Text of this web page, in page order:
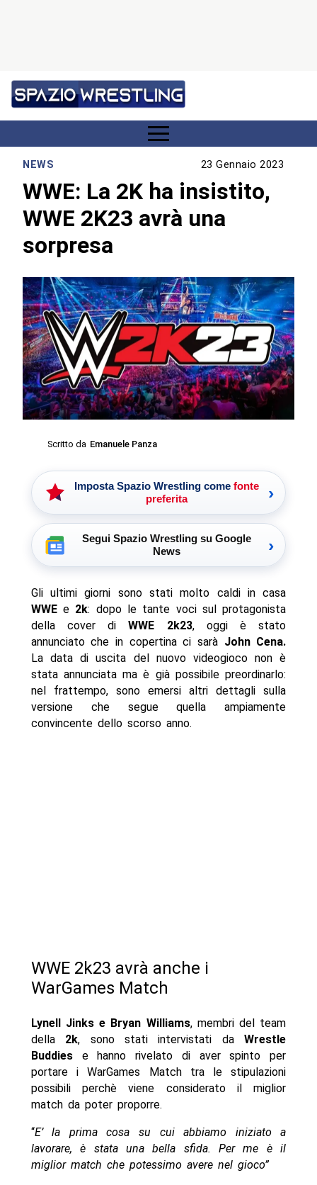
NEWS 23 Gennaio 2023
WWE: La 2K ha insistito,
WWE 2K23 avrà una
sorpresa
Scritto da Emanuele Panza
Imposta Spazio Wrestling come fonte
preferita
›
Segui Spazio Wrestling su Google
News
›
Gli ultimi giorni sono stati molto caldi in casa
WWEe 2k: dopo le tante voci sul protagonista
della cover diWWE 2k23, oggi è stato
annunciato che in copertina ci sarà John Cena.
La data di uscita del nuovo videogioco non è
stata annunciata ma è già possibile preordinarlo:
nel frattempo, sono emersi altri dettagli sulla
versione che segue quella ampiamente
convincente dello scorso anno.
WWE 2k23 avrà anche i
WarGames Match
Lynell Jinks e Bryan Williams, membri del team
della 2k, sono stati intervistati daWrestle
Buddiese hanno rivelato di aver spinto per
portare i WarGames Match tra le stipulazioni
possibili perchè viene considerato il miglior
match da poter proporre.
“E’ la prima cosa su cui abbiamo iniziato a
lavorare, è stata una bella sfida. Per me è il
miglior match che potessimo avere nel gioco”